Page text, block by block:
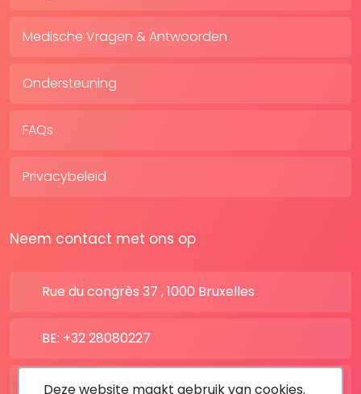
Medische Vragen & Antwoorden
Ondersteuning
FAQs
Privacybeleid
Neem contact met ons op
Rue du congrès 37 , 1000 Bruxelles
BE: +32 28080227
FR: +33 183642895
Deze website maakt gebruik van cookies.